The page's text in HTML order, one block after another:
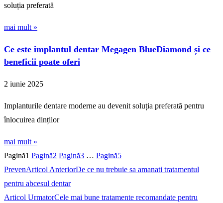
soluția preferată
mai mult »
Ce este implantul dentar Megagen BlueDiamond și ce
beneficii poate oferi
2 iunie 2025
Implanturile dentare moderne au devenit soluția preferată pentru
înlocuirea dinților
mai mult »
Pagină1 Pagină2 Pagină3 … Pagină5
PrevenArticol AnteriorDe ce nu trebuie sa amanati tratamentul
pentru abcesul dentar
Articol UrmatorCele mai bune tratamente recomandate pentru